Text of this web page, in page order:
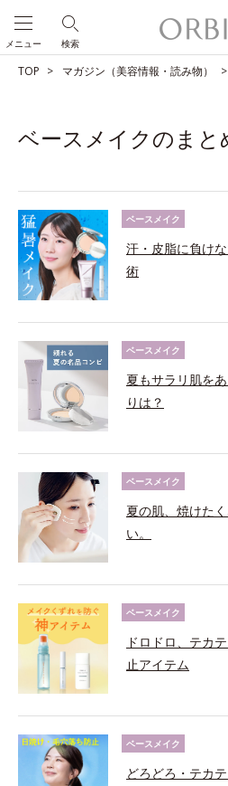
検索
メニュー
TOP マガジン（美容情報・読み物）
ベースメイクのまと
ベースメイク
汗・皮脂に負け
術
ベースメイク
夏もサラリ肌を
りは？
ベースメイク
夏の肌、焼けた
い。
ベースメイク
ドロドロ、テカ
止アイテム
ベースメイク
どろどろ・テカ